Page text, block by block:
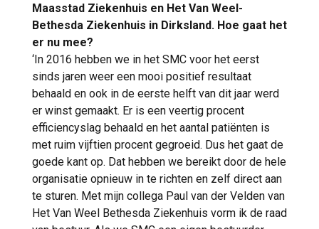
Maasstad Ziekenhuis en Het Van Weel-
Bethesda Ziekenhuis in Dirksland. Hoe gaat het
er nu mee?
‘In 2016 hebben we in het SMC voor het eerst
sinds jaren weer een mooi positief resultaat
behaald en ook in de eerste helft van dit jaar werd
er winst gemaakt. Er is een veertig procent
efficiencyslag behaald en het aantal patiënten is
met ruim vijftien procent gegroeid. Dus het gaat de
goede kant op. Dat hebben we bereikt door de hele
organisatie opnieuw in te richten en zelf direct aan
te sturen. Met mijn collega Paul van der Velden van
Het Van Weel Bethesda Ziekenhuis vorm ik de raad